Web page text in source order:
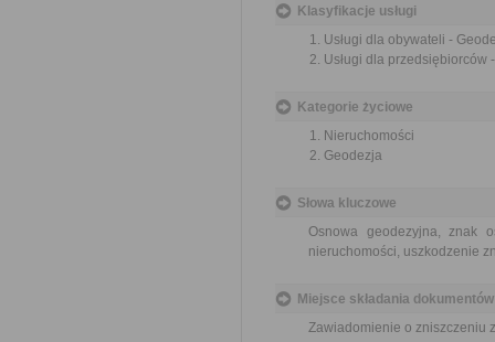
Klasyfikacje usługi
Usługi dla obywateli -
Usługi dla przedsiębiorców
Kategorie życiowe
Nieruchomości
Geodezja
Słowa kluczowe
Osnowa geodezyjna, znak
nieruchomości, uszkodzenie
Miejsce składania dokumentów
Zawiadomienie o zniszczeniu